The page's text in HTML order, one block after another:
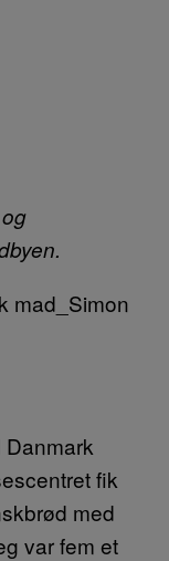
Danmark
fik
med
var fem et